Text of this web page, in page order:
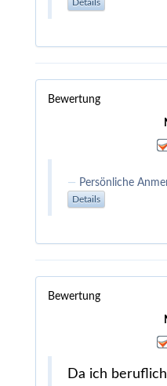
Details
Bewertung
Persönliche
Details
Bewertung
Da ich